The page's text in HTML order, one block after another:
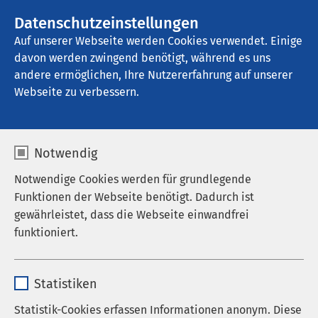
Datenschutzeinstellungen
Auf unserer Webseite werden Cookies verwendet. Einige
davon werden zwingend benötigt, während es uns
andere ermöglichen, Ihre Nutzererfahrung auf unserer
Webseite zu verbessern.
Notwendig
Notwendige Cookies werden für grundlegende
Funktionen der Webseite benötigt. Dadurch ist
gewährleistet, dass die Webseite einwandfrei
funktioniert.
Anbieter sgalinski
Statistiken
Statistik-Cookies erfassen Informationen anonym. Diese
AMEOS Klinikum Neustadt
Medizinische Angebote
Klinikum
Gerontopsychiatrie und -psychotherapie
Psychiatrie und Psychotherapie